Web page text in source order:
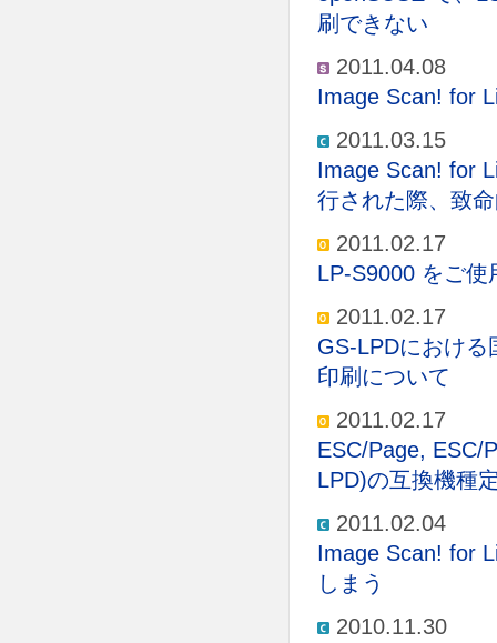
刷できない
2011.04.08
Image Scan! for
2011.03.15
Image Scan! for
行された際、致
2011.02.17
LP-S9000 をご使
2011.02.17
GS-LPDにおけ
印刷について
2011.02.17
ESC/Page, ESC/
LPD)の互換機種
2011.02.04
Image Scan! for
しまう
2010.11.30